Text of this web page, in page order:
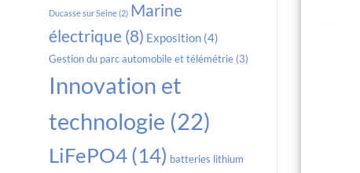
Ducasse sur Seine(2) Marine
électrique (8) Exposition (4)
Gestion du parc automobile et télémétrie (3)
Innovation et
technologie (22)
LiFePO4 (14) batteries lithium